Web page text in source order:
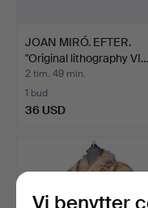
JOAN MIRÓ. EFTER.
"Original lithography VI…
2 tim. 49 min.
1 bud
36 USD
Vi benytter